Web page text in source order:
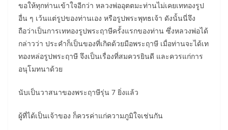
ขอให้ทุกท่านเข้าใจอีกว่า หลวงพ่ออุตตมะท่านไม่เคยเททองรูป
อื่น ๆ เว้นแต่รูปของท่านเอง หรือรูปพระพุทธเจ้า ดังนั้นนี่จึง
ถือว่าเป็นการเททองรูปพระฤาษีครั้งแรกของท่าน ซึ่งหลวงพ่อได้
กล่าวว่า ประคำก็เป็นของที่เกิดด้วยมือพระฤาษี เมื่อท่านจะได้เท
ทองหล่อรูปพระฤาษี จึงเป็นเรื่องที่สมควรยินดี และควรแก่การ
อนุโมทนาด้วย
นับเป็นวาสนาของพระฤาษีรุ่น 7 ยิ่งแล้ว
ผู้ที่ได้เป็นเจ้าของ ก็ควรค่าแก่ความภูมิใจเช่นกัน